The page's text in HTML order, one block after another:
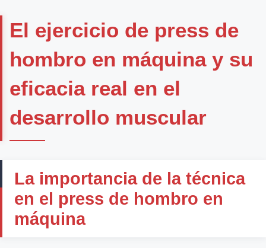
El ejercicio de press de
hombro en máquina y su
eficacia real en el
desarrollo muscular
La importancia de la técnica
en el press de hombro en
máquina